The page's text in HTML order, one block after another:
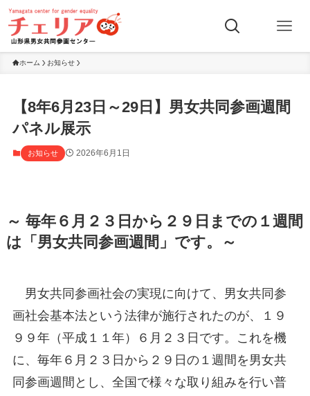
ホーム お知らせ
【8年6月23日～29日】男女共同参画週間
パネル展示
お知らせ 2026年6月1日
～ 毎年６月２３日から２９日までの１週間
は「男女共同参画週間」です。～
男女共同参画社会の実現に向けて、男女共同参
画社会基本法という法律が施行されたのが、１９
９９年（平成１１年）６月２３日です。これを機
に、毎年６月２３日から２９日の１週間を男女共
同参画週間とし、全国で様々な取り組みを行い普